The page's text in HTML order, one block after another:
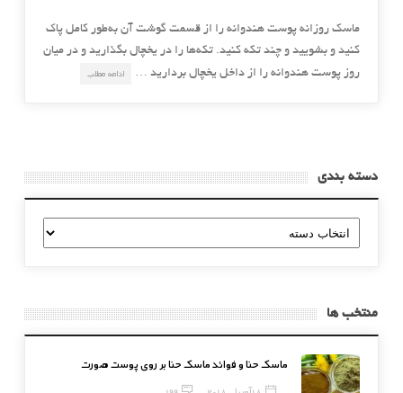
ماسك روزانه پوست هندوانه را از قسمت گوشت آن به‌طور كامل پاك
كنيد و بشوييد و چند تكه كنيد. تكه‌ها را در يخچال بگذاريد و در ميان
روز پوست هندوانه را از داخل يخچال برداريد …
ادامه مطلب
دسته بندی
دسته
بندی
منتخب ها
ماسک حنا و فوائد ماسک حنا بر روی پوست صورت